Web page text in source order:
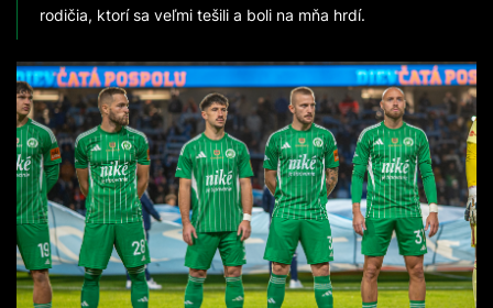
rodičia, ktorí sa veľmi tešili a boli na mňa hrdí.